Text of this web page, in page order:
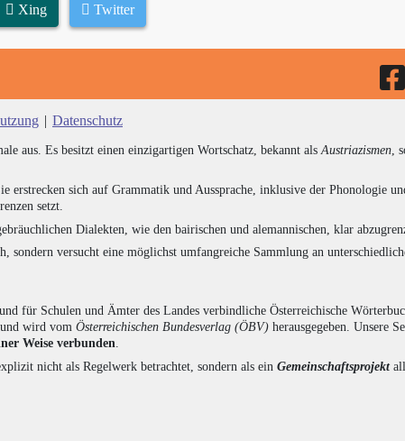
Xing Twitter
| Datenschutz
aus. Es besitzt einen einzigartigen Wortschatz, bekannt als Austriazismen ,
erstrecken sich auf Grammatik und Aussprache, inklusive der Phonologie
setzt.
Dialekten, wie den bairischen und alemannischen, klar
sondern versucht eine möglichst umfangreiche Sammlung an
für Schulen und Ämter des Landes verbindliche Österreichische
wird vom Österreichischen Bundesverlag (ÖBV) herausgegeben. Unsere
Weise verbunden
nicht als Regelwerk betrachtet, sondern als ein Gemeinschaftsprojekt